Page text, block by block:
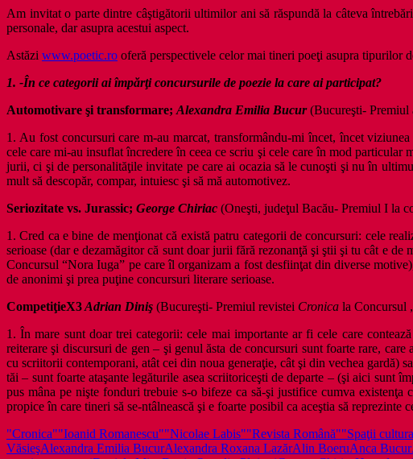
Am invitat o parte dintre câştigătorii ultimilor ani să răspundă la câteva
personale, dar asupra acestui aspect.
Astăzi www.poetic.ro oferă perspectivele celor mai tineri poeţi asupra tipurilor
1. -În ce categorii ai împărţi concursurile de poezie la care ai participat?
Automotivare şi transformare; Alexandra Emilia Bucur (Bucureşti- Premiul
1. Au fost concursuri care m-au marcat, transformându-mi încet, încet
cele care mi-au insuflat încredere în ceea ce scriu şi cele care în mod
jurii, ci şi de personalităţile invitate pe care ai ocazia să le cunoşti şi nu în
mult să descopăr, compar, intuiesc şi să mă automotivez.
Seriozitate vs. Jurassic; George Chiriac (Oneşti, judeţul Bacău- Premiul I la
1. Cred ca e bine de menţionat că există patru categorii de concursuri: cele
serioase (dar e dezamăgitor că sunt doar jurii fără rezonanţă şi ştii şi tu cât e
Concursul “Nora Iuga” pe care îl organizam a fost desfiinţat din diverse
de anonimi şi prea puţine concursuri literare serioase.
CompetiţieX3Adrian Diniş (Bucureşti- Premiul revistei Cronica la Concursul
1. În mare sunt doar trei categorii: cele mai importante ar fi cele care
reiterare şi discursuri de gen – şi genul ăsta de concursuri sunt foarte rare,
cu scriitorii contemporani, atât cei din noua generaţie, cât şi din vechea gardă)
tăi – sunt foarte ataşante legăturile asea scriitoriceşti de departe – (şi aici sunt
pus mâna pe nişte fonduri trebuie s-o bifeze ca să-şi justifice cumva
propice în care tineri să se-ntâlnească şi e foarte posibil ca aceştia să
"Cronica""Ioanid Romanescu""Nicolae Labis""Revista Română""Spaţii
VăsieşAlexandra Emilia BucurAlexandra Roxana LazărAlin BoeruAnca Bucur